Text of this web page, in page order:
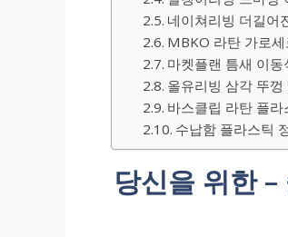
네이쳐리빙 더길어
MBKO 라탄 가로
마켓플랜 틈새 이
올유리빙 삼각 뚜
바스클립 라탄 플
수납함 플라스틱
당신을 위한